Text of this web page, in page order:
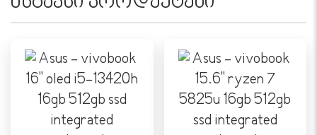
სენსორული ეკრანი:
ეკრანის ტიპი:
IPS
გარჩევადობა:
1920 x 1200